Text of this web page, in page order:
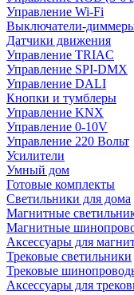
Управление Wi-Fi
Выключатели-
Датчики движения
Управление TRIAC
Управление SPI-DMX
Управление DALI
Кнопки и тумблеры
Управление KNX
Управление 0-10V
Управление 220 Вольт
Усилители
Умный дом
Готовые комплекты
Светильники для дома
Магнитные
Магнитные
Аксессуары для
Трековые светильники
Трековые
Аксессуары для